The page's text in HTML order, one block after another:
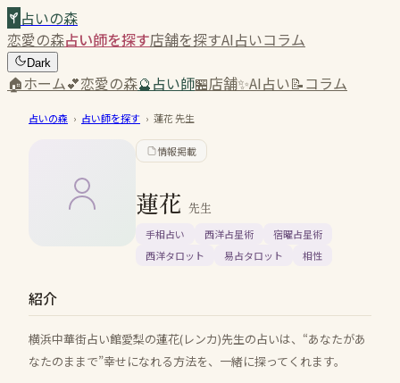
占いの森
恋愛の森占い師を探す店舗を探すAI占いコラム
Dark
🏠ホーム💕恋愛の森🔮占い師🏪店舗✨AI占い📝コラム
占いの森 › 占い師を探す › 蓮花先生
情報掲載
蓮花 先生
手相占い 西洋占星術
宿曜占星術
西洋タロット
易占タロット 相性
紹介
横浜中華街占い館愛梨の蓮花(レンカ)先生の占いは、“あなたがあ
なたのままで”幸せになれる方法を、一緒に探ってくれます。